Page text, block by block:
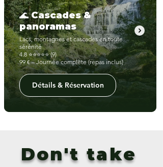
🌊 Cascades &
panoramas
Lacs, montagnes et cascades en toute
sérénité
4.8 ⭐⭐⭐⭐⭐ (9)
99 € – Journée complète (repas inclus)
Détails & Réservation
Don't take